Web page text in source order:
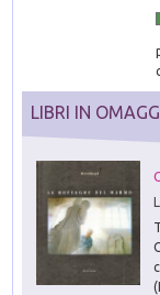
LIBRI IN